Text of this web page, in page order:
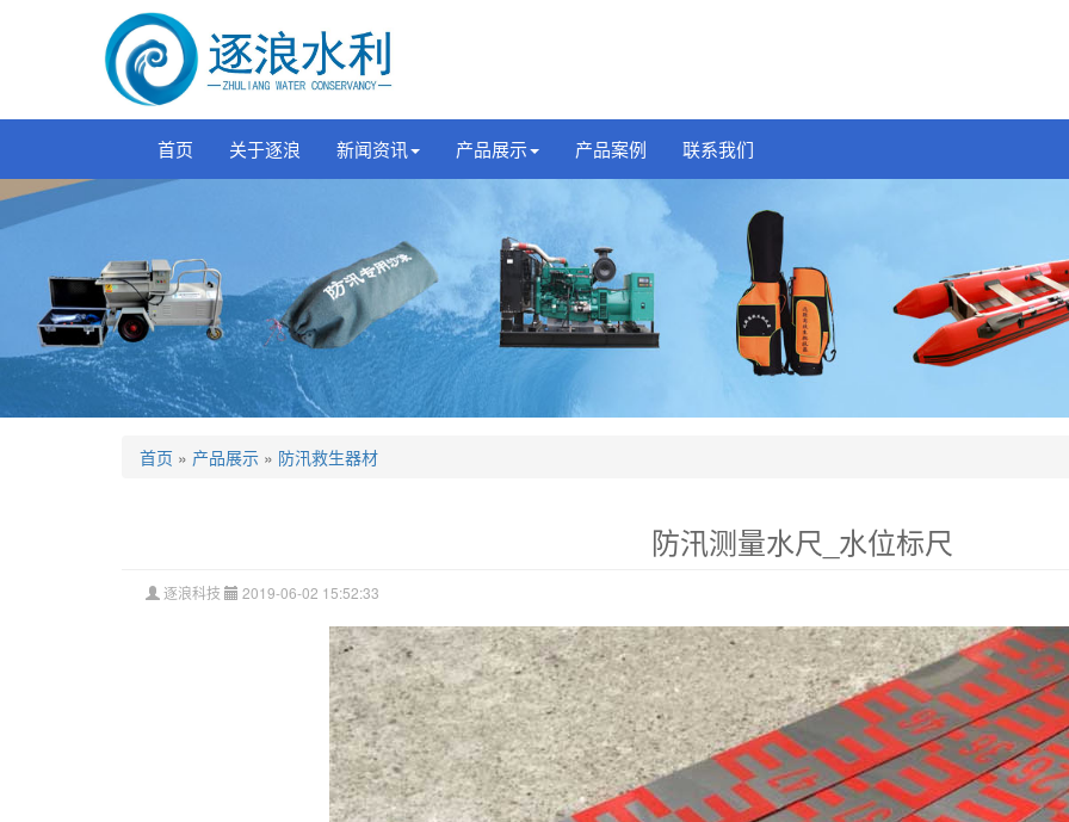
首页 关于逐浪 新闻资讯 产品展示 产品案例 联系我们
首页 » 产品展示 » 防汛救生器材
防汛测量水尺_水位标尺
逐浪科技 2019-06-02 15:52:33